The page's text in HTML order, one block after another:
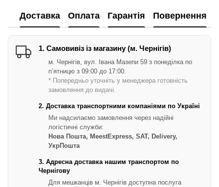
Доставка Оплата Гарантія Повернення
1. Самовивіз із магазину (м. Чернігів)
м. Чернігів, вул. Івана Мазепи 59 з понеділка по
п’ятницю з 09:00 до 17:00.
* Попередньо уточніть у менеджера готовність
замовлення до видачі.
2. Доставка транспортними компаніями по Україні
Ми надсилаємо замовлення через надійні
логістичні служби:
Нова Пошта, MeestExpress, SAT, Delivery,
УкрПошта
3. Адресна доставка нашим транспортом по
Чернігову
Для мешканців м. Чернігів доступна послуга